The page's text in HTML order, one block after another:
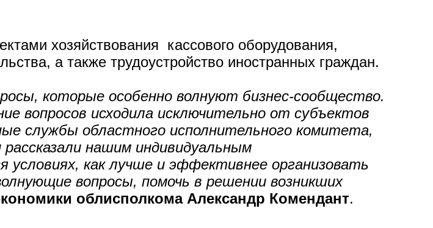
хозяйствования кассового оборудования,
а также трудоустройство иностранных граждан.
которые особенно волнуют бизнес-сообщество.
вопросов исходила исключительно от субъектов
службы областного исполнительного комитета,
нашим индивидуальным
как лучше и эффективнее организовать
вопросы, помочь в решении возникших
облисполкома Александр Комендант.